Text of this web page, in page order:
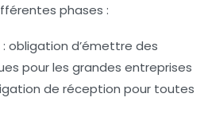
phases :
obligation d’émettre des
pour les grandes entreprises
de réception pour toutes